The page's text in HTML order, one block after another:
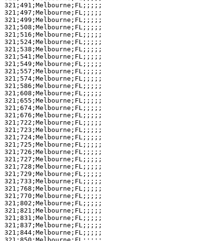
321;491;Melbourne;FL;;;;;
321;497;Melbourne;FL;;;;;
321;499;Melbourne;FL;;;;;
321;508;Melbourne;FL;;;;;
321;516;Melbourne;FL;;;;;
321;524;Melbourne;FL;;;;;
321;538;Melbourne;FL;;;;;
321;541;Melbourne;FL;;;;;
321;549;Melbourne;FL;;;;;
321;557;Melbourne;FL;;;;;
321;574;Melbourne;FL;;;;;
321;586;Melbourne;FL;;;;;
321;608;Melbourne;FL;;;;;
321;655;Melbourne;FL;;;;;
321;674;Melbourne;FL;;;;;
321;676;Melbourne;FL;;;;;
321;722;Melbourne;FL;;;;;
321;723;Melbourne;FL;;;;;
321;724;Melbourne;FL;;;;;
321;725;Melbourne;FL;;;;;
321;726;Melbourne;FL;;;;;
321;727;Melbourne;FL;;;;;
321;728;Melbourne;FL;;;;;
321;729;Melbourne;FL;;;;;
321;733;Melbourne;FL;;;;;
321;768;Melbourne;FL;;;;;
321;770;Melbourne;FL;;;;;
321;802;Melbourne;FL;;;;;
321;821;Melbourne;FL;;;;;
321;831;Melbourne;FL;;;;;
321;837;Melbourne;FL;;;;;
321;844;Melbourne;FL;;;;;